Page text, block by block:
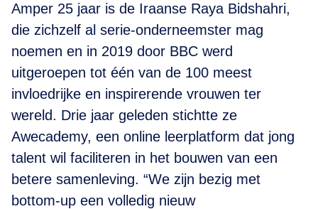
Amper 25 jaar is de Iraanse Raya Bidshahri,
die zichzelf al serie-onderneemster mag
noemen en in 2019 door BBC werd
uitgeroepen tot één van de 100 meest
invloedrijke en inspirerende vrouwen ter
wereld. Drie jaar geleden stichtte ze
Awecademy, een online leerplatform dat jong
talent wil faciliteren in het bouwen van een
betere samenleving. “We zijn bezig met
bottom-up een volledig nieuw